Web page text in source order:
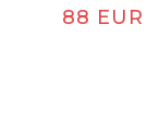
Κανονική
88 EUR